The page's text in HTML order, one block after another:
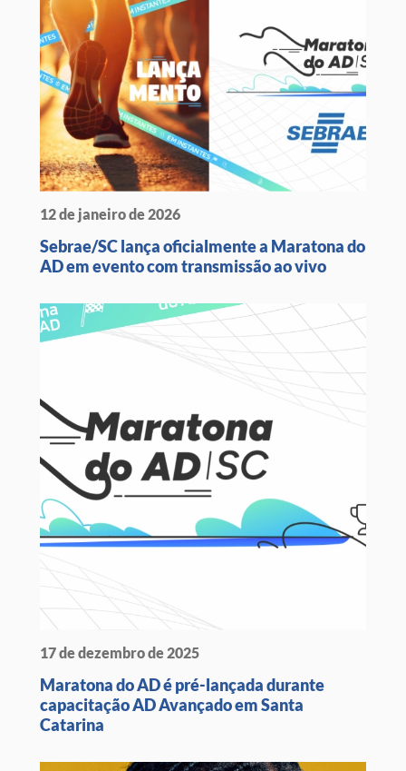
12 de janeiro de 2026
Sebrae/SC lança oficialmente a Maratona do
AD em evento com transmissão ao vivo
17 de dezembro de 2025
Maratona do AD é pré-lançada durante
capacitação AD Avançado em Santa
Catarina